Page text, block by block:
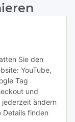
Sie den
YouTube,
Tag
und
jederzeit ändern
Details finden
widerruflich
Abonnieren